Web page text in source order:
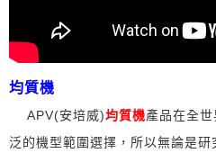
均質機
APV(安培威)均質機產品在全
泛的機型範圍選擇，所以無論是